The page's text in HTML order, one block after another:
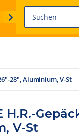
Ersatzteile
28", Aluminium, V-St
H.R.-
V-St